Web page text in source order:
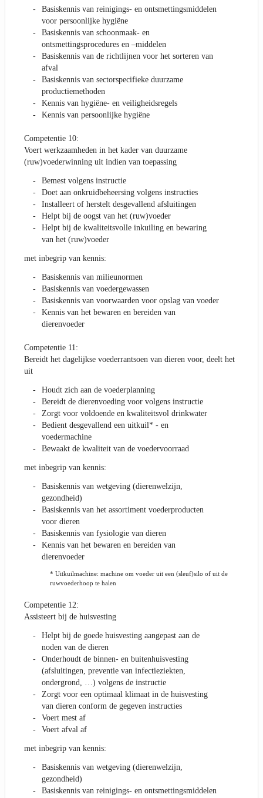
Basiskennis van reinigings- en ontsmettingsmiddelen
voor persoonlijke hygiëne
Basiskennis van schoonmaak- en
ontsmettingsprocedures en –middelen
Basiskennis van de richtlijnen voor het sorteren van
afval
Basiskennis van sectorspecifieke duurzame
productiemethoden
Kennis van hygiëne- en veiligheidsregels
Kennis van persoonlijke hygiëne
Competentie 10:
Voert werkzaamheden in het kader van duurzame
(ruw)voederwinning uit indien van toepassing
Bemest volgens instructie
Doet aan onkruidbeheersing volgens instructies
Installeert of herstelt desgevallend afsluitingen
Helpt bij de oogst van het (ruw)voeder
Helpt bij de kwaliteitsvolle inkuiling en bewaring
van het (ruw)voeder
met inbegrip van kennis:
Basiskennis van milieunormen
Basiskennis van voedergewassen
Basiskennis van voorwaarden voor opslag van voeder
Kennis van het bewaren en bereiden van
dierenvoeder
Competentie 11:
Bereidt het dagelijkse voederrantsoen van dieren voor, deelt het
uit
Houdt zich aan de voederplanning
Bereidt de dierenvoeding voor volgens instructie
Zorgt voor voldoende en kwaliteitsvol drinkwater
Bedient desgevallend een uitkuil* - en
voedermachine
Bewaakt de kwaliteit van de voedervoorraad
met inbegrip van kennis:
Basiskennis van wetgeving (dierenwelzijn,
gezondheid)
Basiskennis van het assortiment voederproducten
voor dieren
Basiskennis van fysiologie van dieren
Kennis van het bewaren en bereiden van
dierenvoeder
* Uitkuilmachine: machine om voeder uit een (sleuf)silo of uit de
ruwvoederhoop te halen
Competentie 12:
Assisteert bij de huisvesting
Helpt bij de goede huisvesting aangepast aan de
noden van de dieren
Onderhoudt de binnen- en buitenhuisvesting
(afsluitingen, preventie van infectieziekten,
ondergrond, …) volgens de instructie
Zorgt voor een optimaal klimaat in de huisvesting
van dieren conform de gegeven instructies
Voert mest af
Voert afval af
met inbegrip van kennis:
Basiskennis van wetgeving (dierenwelzijn,
gezondheid)
Basiskennis van reinigings- en ontsmettingsmiddelen